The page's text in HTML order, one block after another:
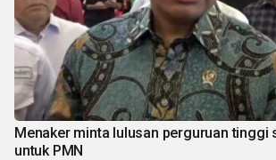
Menaker minta lulusan perguruan tinggi
untuk PMN